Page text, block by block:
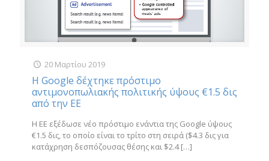
20 Μαρτίου 2019
H Google δέχτηκε πρόστιμο
αντιμονοπωλιακής πολιτικής ύψους €1.5 δις
από την ΕΕ
Η ΕΕ εξέδωσε νέο πρόστιμο ενάντια της Google ύψους
€1.5 δις, το οποίο είναι το τρίτο στη σειρά ($4.3 δις για
κατάχρηση δεσπόζουσας θέσης και $2.4[…]